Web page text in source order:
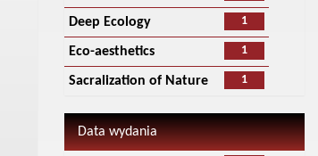
1
Deep Ecology
1
Eco-aesthetics
1
Sacralization of Nature
Data wydania